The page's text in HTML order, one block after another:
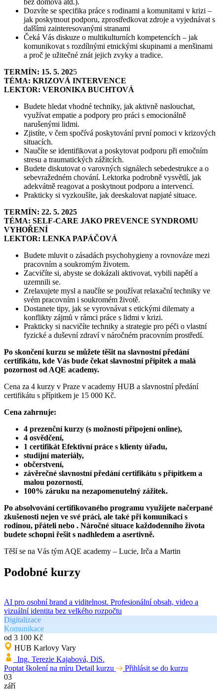
Dozvíte se specifika práce s rodinami a komunitami v krizi –
jak poskytnout podporu, zprostředkovat zdroje a vyjednávat s
dalšími zainteresovanými stranami
Čeká Vás diskuze o multikulturních kompetencích – jak
komunikovat s rozdílnými etnickými skupinami a menšinami
a proč je užitečné znát jejich zvyky a tradice.
TERMÍN: 15. 5. 2025
TÉMA: KRIZOVÁ INTERVENCE
LEKTOR: VERONIKA BUCHTOVÁ
Budete hledat vhodné techniky, jak aktivně naslouchat,
využívat empatie a podpory pro práci s emocionálně
narušenými lidmi.
Zjistíte, v čem spočívá poskytování první pomoci v krizových
situacích.
Naučíte se identifikovat a poskytovat podporu při emočním
stresu a traumatických zážitcích.
Budete diskutovat o varovných signálech sebedestrukce a o
sebevražedném chování. Lektorka podrobně vysvětlí, jak
adekvátně reagovat a poskytnout podporu a intervencí.
Prakticky si vyzkoušíte, jak deeskalovat napjaté situace.
TERMÍN: 22. 5. 2025
TÉMA: SELF-CARE JAKO PREVENCE SYNDROMU
VYHOŘENÍ
LEKTOR: LENKA PAPÁČOVÁ
Budete mluvit o zásadách psychohygieny a rovnováze mezi
pracovním a soukromým životem.
Zacvičíte si, abyste se dokázali aktivovat, vybili napětí a
uzemnili se.
Zrelaxujete mysl a naučíte se používat relaxační techniky ve
svém pracovním i soukromém životě.
Dostanete tipy, jak se vyrovnávat s etickými dilematy a
konflikty zájmů v rámci práce s lidmi v krizi.
Prakticky si nacvičíte techniky a strategie pro péči o vlastní
fyzické a duševní zdraví v náročném pracovním prostředí.
Po skončení kurzu se můžete těšit na slavnostní předání
certifikátu, kde Vás bude čekat slavnostní přípitek a malá
pozornost od AQE academy.
Cena za 4 kurzy v Praze v academy HUB a slavnostní předání
certifikátu s přípitkem je 15 000 Kč.
Cena zahrnuje:
4 prezenční kurzy (s možností připojení online),
4 osvědčení,
1 certifikát Efektivní práce s klienty úřadu,
studijní materiály,
občerstvení,
závěrečné slavnostní předání certifikátu s přípitkem a
malou pozorností,
100% záruku na nezapomenutelný zážitek.
Po absolvování certifikovaného programu využijete načerpané
zkušenosti nejen ve své práci, ale také při komunikaci s
rodinou, přáteli nebo . Náročné situace každodenního života
budete schopni řešit s nadhledem a asertivně.
Těší se na Vás tým AQE academy – Lucie, Irča a Martin
Podobné kurzy
AI pro osobní brand a viditelnost. Profesionální obsah, video a
vizuální identita bez velkého rozpočtu
Digitalizace
Komunikace
od 3 100 Kč
HUB Karlovy Vary
Ing. Terezie Kajabová, DiS.
Poptat školení na míru Detail kurzu
Přihlásit se do kurzu
03
září